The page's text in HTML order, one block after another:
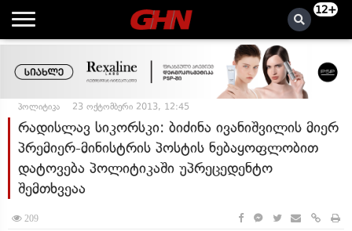
12+
პოლიტიკა 23 ოქტომბერი 2013, 12:45
რადისლავ სიკორსკი: ბიძინა ივანიშვილის მიერ
პრემიერ-მინისტრის პოსტის ნებაყოფლობით
დატოვება პოლიტიკაში უპრეცედენტო
შემთხვეაა
209